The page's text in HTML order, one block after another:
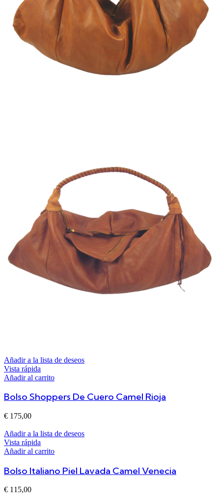
Añadir a la lista de deseos
Vista rápida
Añadir al carrito
Bolso Shoppers De Cuero Camel Rioja
€ 175,00
Añadir a la lista de deseos
Vista rápida
Añadir al carrito
Bolso Italiano Piel Lavada Camel Venecia
€ 115,00